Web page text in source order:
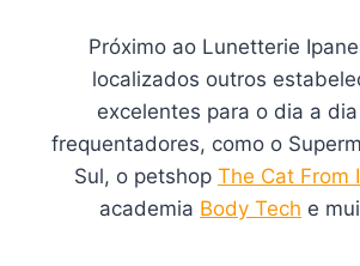
Próximo ao Lunetterie
localizados outros
excelentes para o dia a
frequentadores, como o
Sul, o petshop The Cat From
academia Body Tech e